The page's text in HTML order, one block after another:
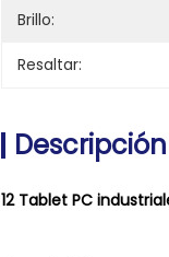
Brillo:
Resaltar:
12 Tablet PC